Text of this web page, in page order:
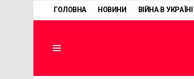
ГОЛОВНА НОВИНИ ВІЙНА В УКРАЇНІ